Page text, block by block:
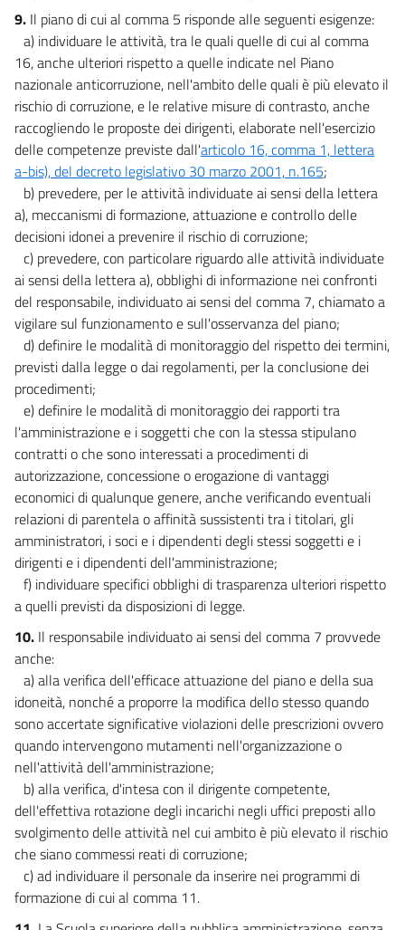
9. Il piano di cui al comma 5 risponde alle seguenti esigenze:
a) individuare le attività, tra le quali quelle di cui al comma
16, anche ulteriori rispetto a quelle indicate nel Piano
nazionale anticorruzione, nell'ambito delle quali è più elevato il
rischio di corruzione, e le relative misure di contrasto, anche
raccogliendo le proposte dei dirigenti, elaborate nell'esercizio
delle competenze previste dall'articolo 16, comma 1, lettera
a-bis), del decreto legislativo 30 marzo 2001, n.165;
b) prevedere, per le attività individuate ai sensi della lettera
a), meccanismi di formazione, attuazione e controllo delle
decisioni idonei a prevenire il rischio di corruzione;
c) prevedere, con particolare riguardo alle attività individuate
ai sensi della lettera a), obblighi di informazione nei confronti
del responsabile, individuato ai sensi del comma 7, chiamato a
vigilare sul funzionamento e sull'osservanza del piano;
d) definire le modalità di monitoraggio del rispetto dei termini,
previsti dalla legge o dai regolamenti, per la conclusione dei
procedimenti;
e) definire le modalità di monitoraggio dei rapporti tra
l'amministrazione e i soggetti che con la stessa stipulano
contratti o che sono interessati a procedimenti di
autorizzazione, concessione o erogazione di vantaggi
economici di qualunque genere, anche verificando eventuali
relazioni di parentela o affinità sussistenti tra i titolari, gli
amministratori, i soci e i dipendenti degli stessi soggetti e i
dirigenti e i dipendenti dell'amministrazione;
f) individuare specifici obblighi di trasparenza ulteriori rispetto
a quelli previsti da disposizioni di legge.
10. Il responsabile individuato ai sensi del comma 7 provvede
anche:
a) alla verifica dell'efficace attuazione del piano e della sua
idoneità, nonché a proporre la modifica dello stesso quando
sono accertate significative violazioni delle prescrizioni ovvero
quando intervengono mutamenti nell'organizzazione o
nell'attività dell'amministrazione;
b) alla verifica, d'intesa con il dirigente competente,
dell'effettiva rotazione degli incarichi negli uffici preposti allo
svolgimento delle attività nel cui ambito è più elevato il rischio
che siano commessi reati di corruzione;
c) ad individuare il personale da inserire nei programmi di
formazione di cui al comma 11.